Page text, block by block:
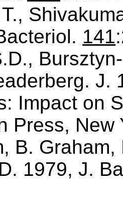
141
J.
Impact on
Press, New
B. Graham,
1979, J.